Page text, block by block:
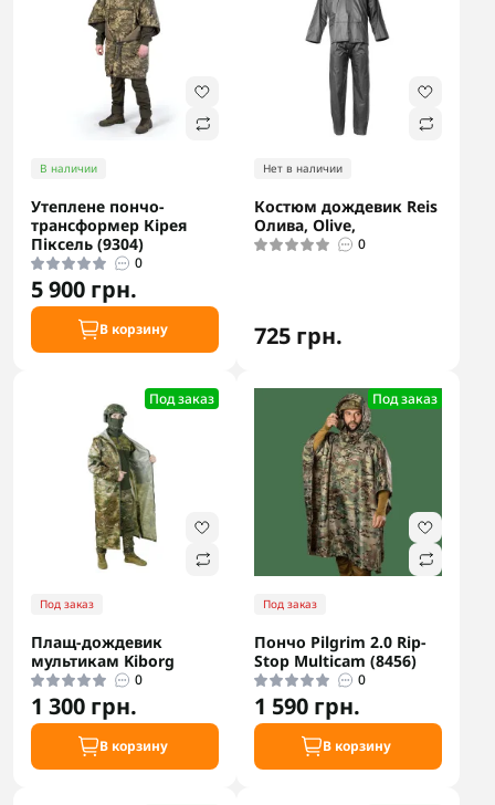
В наличии
Утеплене пончо-
трансформер Кірея
Піксель (9304)
0
5 900 грн.
В корзину
Нет в наличии
Костюм дождевик Reis
Олива, Olive,
0
725 грн.
Под заказ
Под заказ
Плащ-дождевик
мультикам Kiborg
0
1 300 грн.
В корзину
Под заказ
Под заказ
Пончо Pilgrim 2.0 Rip-
Stop Multicam (8456)
0
1 590 грн.
В корзину